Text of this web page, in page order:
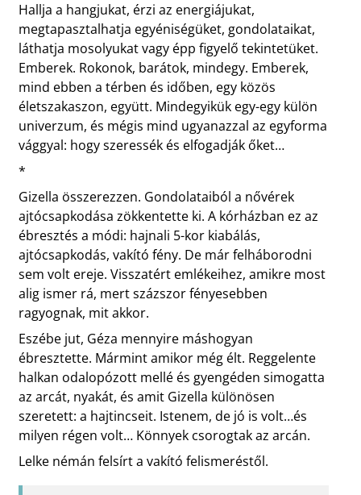
Hallja a hangjukat, érzi az energiájukat,
megtapasztalhatja egyéniségüket, gondolataikat,
láthatja mosolyukat vagy épp figyelő tekintetüket.
Emberek. Rokonok, barátok, mindegy. Emberek,
mind ebben a térben és időben, egy közös
életszakaszon, együtt. Mindegyikük egy-egy külön
univerzum, és mégis mind ugyanazzal az egyforma
vággyal: hogy szeressék és elfogadják őket…
*
Gizella összerezzen. Gondolataiból a nővérek
ajtócsapkodása zökkentette ki. A kórházban ez az
ébresztés a módi: hajnali 5-kor kiabálás,
ajtócsapkodás, vakító fény. De már felháborodni
sem volt ereje. Visszatért emlékeihez, amikre most
alig ismer rá, mert százszor fényesebben
ragyognak, mit akkor.
Eszébe jut, Géza mennyire máshogyan
ébresztette. Mármint amikor még élt. Reggelente
halkan odalopózott mellé és gyengéden simogatta
az arcát, nyakát, és amit Gizella különösen
szeretett: a hajtincseit. Istenem, de jó is volt…és
milyen régen volt… Könnyek csorogtak az arcán.
Lelke némán felsírt a vakító felismeréstől.